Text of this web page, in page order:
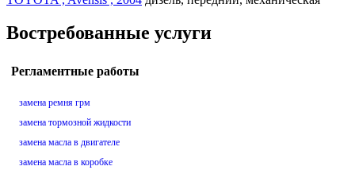
Востребованные услуги
Регламентные работы
замена ремня грм
замена тормозной жидкости
замена масла в двигателе
замена масла в коробке